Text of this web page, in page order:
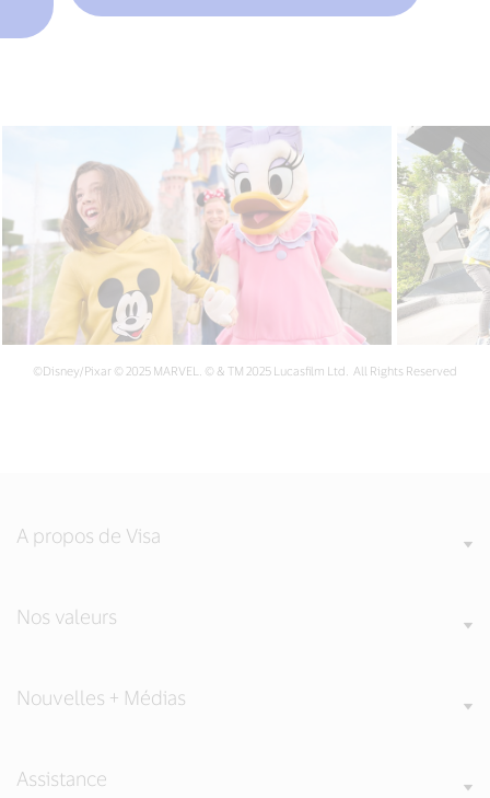
©Disney/Pixar © 2025 MARVEL. © & TM 2025 Lucasfilm Ltd. All Rights Reserved
A propos de Visa
Nos valeurs
Nouvelles + Médias
Assistance